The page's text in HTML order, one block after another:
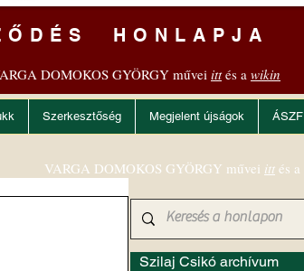
HONLAPJA
DOMOKOS GYÖRGY műveiittés a wikin
Szerkesztőség Megjelent újságok ÁSZF
Szilaj Csikó archívum
VARGA DOMOKOS GYÖRGY művei itt és a